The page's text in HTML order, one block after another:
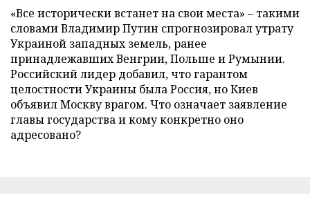
«Все исторически встанет на свои места» – такими
словами Владимир Путин спрогнозировал утрату
Украиной западных земель, ранее
принадлежавших Венгрии, Польше и Румынии.
Российский лидер добавил, что гарантом
целостности Украины была Россия, но Киев
объявил Москву врагом. Что означает заявление
главы государства и кому конкретно оно
адресовано?